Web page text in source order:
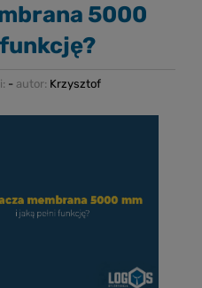
5000
- autor: Krzysztof